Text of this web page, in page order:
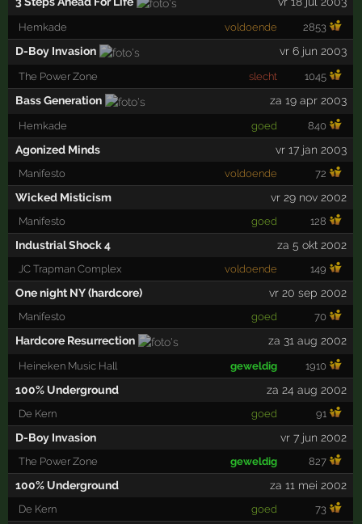
Hemkade voldoende 2853
D-Boy Invasion vr 6 jun 2003
The Power Zone slecht 1045
Bass Generation za 19 apr 2003
Hemkade goed 840
Agonized Minds vr 17 jan 2003
Manifesto voldoende 72
Wicked Misticism vr 29 nov 2002
Manifesto goed 128
Industrial Shock 4 za 5 okt 2002
JC Trapman Complex voldoende 149
One night NY (hardcore) vr 20 sep 2002
Manifesto goed 70
Hardcore Resurrection za 31 aug 2002
Heineken Music Hall geweldig 1910
100% Underground za 24 aug 2002
De Kern goed 91
D-Boy Invasion vr 7 jun 2002
The Power Zone geweldig 827
100% Underground za 11 mei 2002
De Kern goed 73